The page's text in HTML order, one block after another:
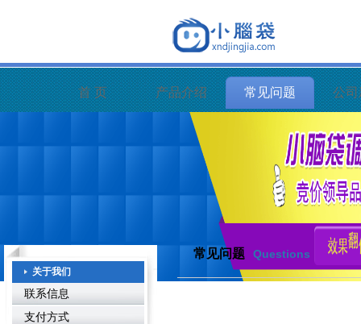
首 页 产品介绍 常见问题 公
关于我们
联系信息
支付方式
常见问题 Questions